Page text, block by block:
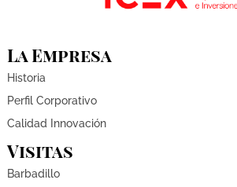
La Empresa
Historia
Perfil Corporativo
Calidad Innovación
Visitas
Barbadillo